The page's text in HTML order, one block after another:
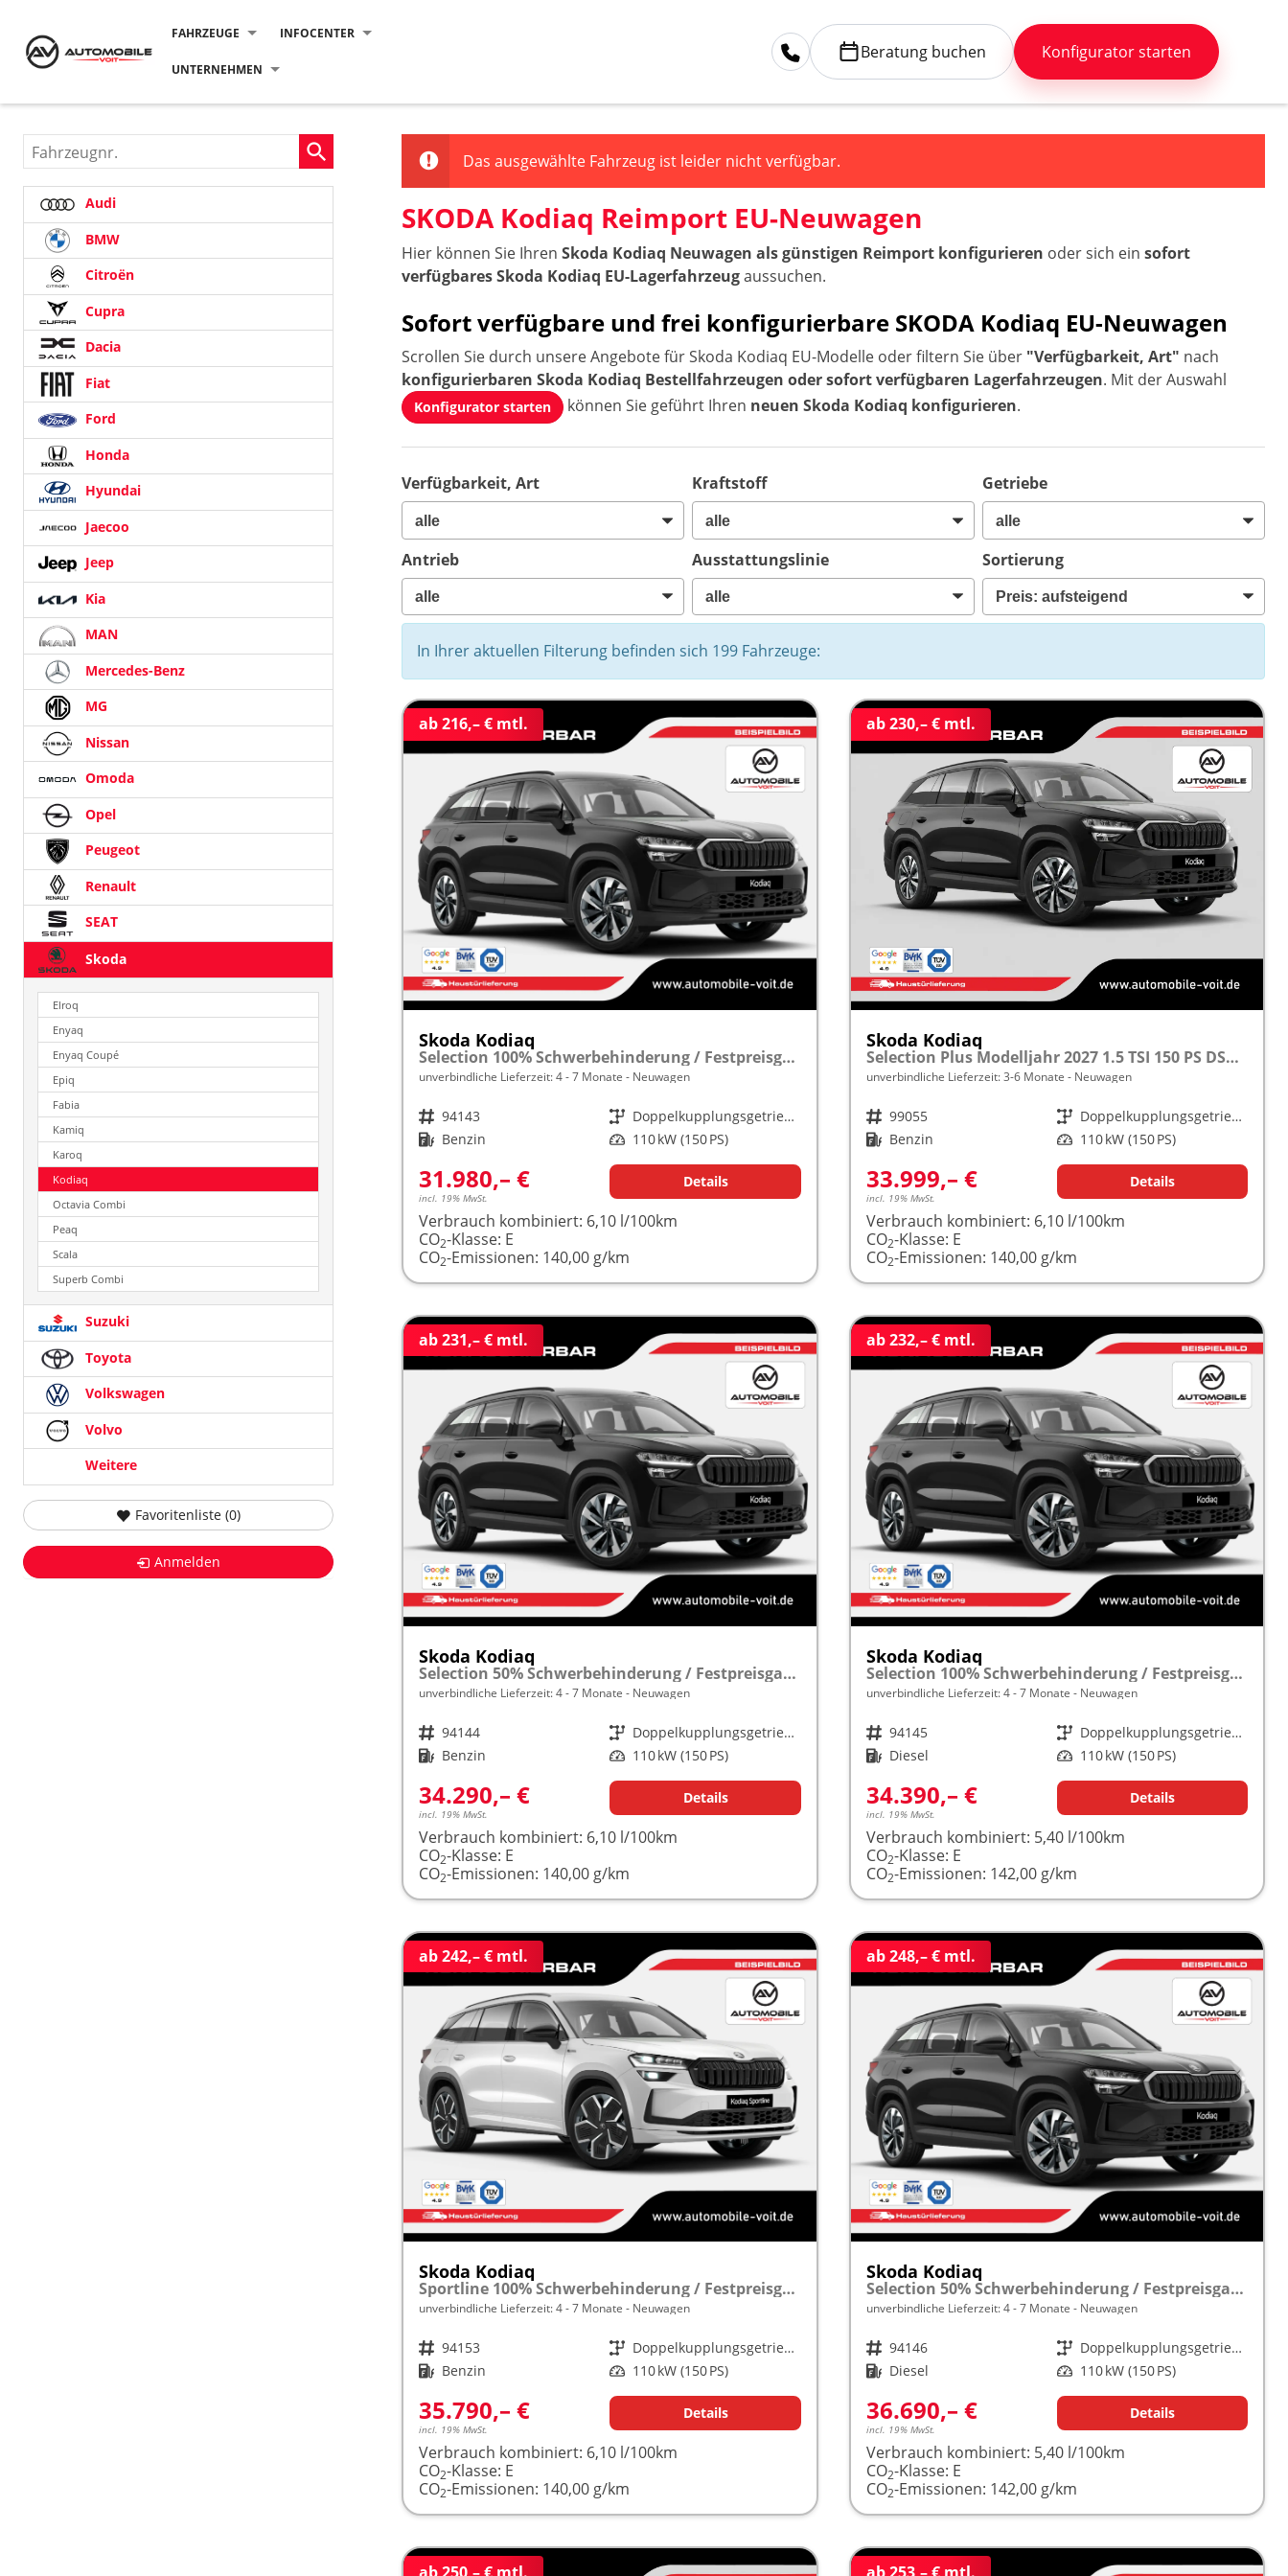
FAHRZEUGE INFOCENTER
UNTERNEHMEN
Beratung buchen Konfigurator starten
Das ausgewählte Fahrzeug ist leider nicht verfügbar.
SKODA Kodiaq Reimport EU-Neuwagen
Hier können Sie IhrenSkoda Kodiaq Neuwagen als günstigen Reimport konfigurieren oder sich einsofort
verfügbares Skoda Kodiaq EU-Lagerfahrzeugaussuchen.
Sofort verfügbare und frei konfigurierbare SKODA Kodiaq EU-Neuwagen
Scrollen Sie durch unsere Angebote für Skoda Kodiaq EU-Modelle oder filtern Sie über "Verfügbarkeit, Art" nach
konfigurierbaren Skoda Kodiaq Bestellfahrzeugen oder sofort verfügbaren Lagerfahrzeugen. Mit der Auswahl
Konfigurator starten können Sie geführt Ihren neuen Skoda Kodiaq konfigurieren.
Verfügbarkeit, Art Kraftstoff Getriebe
Antrieb Ausstattungslinie Sortierung
In Ihrer aktuellen Filterung befinden sich 199 Fahrzeuge:
ab 216,– € mtl.
Skoda Kodiaq
Selection 100% Schwerbehinderung / Festpreisgarantie* Modelljahr 1.5 TSI Mild-Hybrid 150PS DSG "Sonderangebot bei Schwerbehinderung" frei konfigurierbar!
unverbindliche Lieferzeit: 4 - 7 Monate Neuwagen
Fahrzeugnr. 94143 Getriebe
Doppelkupplungsgetriebe (DSG)
Kraftstoff Benzin Leistung 110 kW (150 PS)
31.980,– €
incl. 19% MwSt.
Details
Verbrauch kombiniert: 6,10 l/100km
CO2-Klasse: E
CO2-Emissionen: 140,00 g/km
ab 230,– € mtl.
Skoda Kodiaq
Selection Plus Modelljahr 2027 1.5 TSI 150 PS DSG TEMPOMAT/R.KAMERA/SHZ/LED/LENKRADHEIZUNG frei konfigurierbar!
unverbindliche Lieferzeit: 3-6 Monate Neuwagen
Fahrzeugnr. 99055 Getriebe
Doppelkupplungsgetriebe (DSG)
Kraftstoff Benzin Leistung 110 kW (150 PS)
33.999,– €
incl. 19% MwSt.
Details
Verbrauch kombiniert: 6,10 l/100km
CO2-Klasse: E
CO2-Emissionen: 140,00 g/km
ab 231,– € mtl.
Skoda Kodiaq
Selection 50% Schwerbehinderung / Festpreisgarantie* Modelljahr 1.5 TSI Mild-Hybrid 150PS DSG "Sonderangebot bei Schwerbehinderung" frei konfigurierbar!
unverbindliche Lieferzeit: 4 - 7 Monate Neuwagen
Fahrzeugnr. 94144 Getriebe
Doppelkupplungsgetriebe (DSG)
Kraftstoff Benzin Leistung 110 kW (150 PS)
34.290,– €
incl. 19% MwSt.
Details
Verbrauch kombiniert: 6,10 l/100km
CO2-Klasse: E
CO2-Emissionen: 140,00 g/km
ab 232,– € mtl.
Skoda Kodiaq
Selection 100% Schwerbehinderung / Festpreisgarantie* Modelljahr 2.0 TDI 150PS DSG "Sonderangebot bei Schwerbehinderung" frei konfigurierbar!
unverbindliche Lieferzeit: 4 - 7 Monate Neuwagen
Fahrzeugnr. 94145 Getriebe
Doppelkupplungsgetriebe (DSG)
Kraftstoff Diesel Leistung 110 kW (150 PS)
34.390,– €
incl. 19% MwSt.
Details
Verbrauch kombiniert: 5,40 l/100km
CO2-Klasse: E
CO2-Emissionen: 142,00 g/km
ab 242,– € mtl.
Skoda Kodiaq
Sportline 100% Schwerbehinderung / Festpreisgarantie* Modelljahr 1.5 TSI Mild-Hybrid 150PS DSG "Sonderangebot bei Schwerbehinderung" frei konfigurierbar!
unverbindliche Lieferzeit: 4 - 7 Monate Neuwagen
Fahrzeugnr. 94153 Getriebe
Doppelkupplungsgetriebe (DSG)
Kraftstoff Benzin Leistung 110 kW (150 PS)
35.790,– €
incl. 19% MwSt.
Details
Verbrauch kombiniert: 6,10 l/100km
CO2-Klasse: E
CO2-Emissionen: 140,00 g/km
ab 248,– € mtl.
Skoda Kodiaq
Selection 50% Schwerbehinderung / Festpreisgarantie* Modelljahr 2.0 TDI 150PS DSG "Sonderangebot bei Schwerbehinderung" frei konfigurierbar!
unverbindliche Lieferzeit: 4 - 7 Monate Neuwagen
Fahrzeugnr. 94146 Getriebe
Doppelkupplungsgetriebe (DSG)
Kraftstoff Diesel Leistung 110 kW (150 PS)
36.690,– €
incl. 19% MwSt.
Details
Verbrauch kombiniert: 5,40 l/100km
CO2-Klasse: E
CO2-Emissionen: 142,00 g/km
Fahrzeugnr.
Audi
BMW
Citroën
Cupra
Dacia
Fiat
Ford
Honda
Hyundai
Jaecoo
Jeep
Kia
MAN
Mercedes-Benz
MG
Nissan
Omoda
Opel
Peugeot
Renault
SEAT
Skoda
Elroq
Enyaq
Enyaq Coupé
Epiq
Fabia
Kamiq
Karoq
Kodiaq
Octavia Combi
Peaq
Scala
Superb Combi
Suzuki
Toyota
Volkswagen
Volvo
Weitere
Favoritenliste (0)
Anmelden